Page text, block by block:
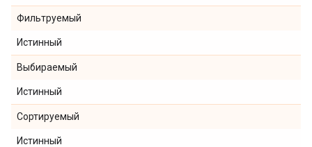
Фильтруемый
Истинный
Выбираемый
Истинный
Сортируемый
Истинный